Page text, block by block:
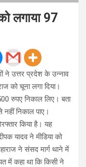
लगाया 97
ने उत्तर प्रदेश के उन्नाव
को चूना लगा दिया।
रुपए निकाल लिए। बता
निकाल पाए।
किया है। यह
यादव ने मीडिया को
ने संसद मार्ग थाने में
में कहा था कि किसी ने